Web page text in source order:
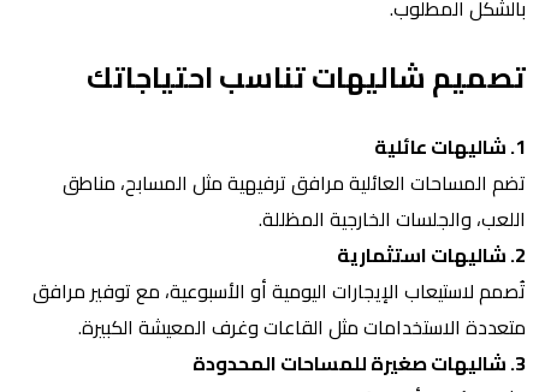
بالشكل المطلوب.
تصميم شاليهات تناسب احتياجاتك
1. شاليهات عائلية
تضم المساحات العائلية مرافق ترفيهية مثل المسابح، مناطق
اللعب، والجلسات الخارجية المظللة.
2. شاليهات استثمارية
تُصمم لاستيعاب الإيجارات اليومية أو الأسبوعية، مع توفير مرافق
متعددة الاستخدامات مثل القاعات وغرف المعيشة الكبيرة.
3. شاليهات صغيرة للمساحات المحدودة